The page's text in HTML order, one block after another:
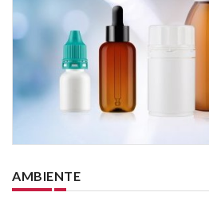
AMBIENTE